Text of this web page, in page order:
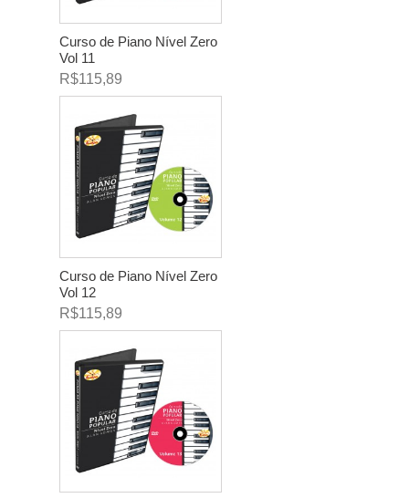
Curso de Piano Nível Zero
Vol 11
R$115,89
Curso de Piano Nível Zero
Vol 12
R$115,89